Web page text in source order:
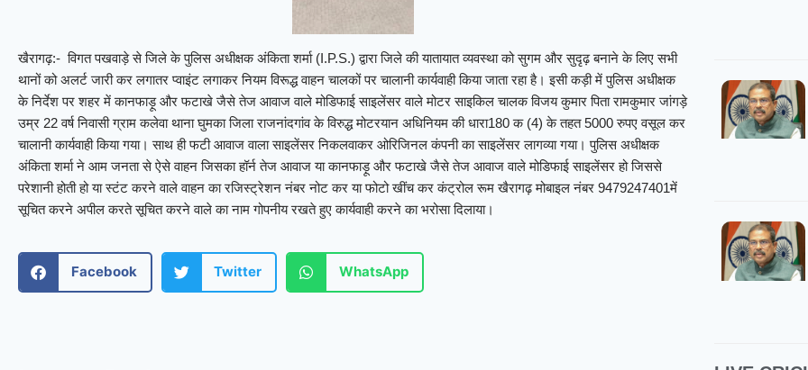
खैरागढ़:- विगत पखवाड़े से जिले के पुलिस अधीक्षक अंकिता शर्मा (I.P.S.) द्वारा जिले की यातायात व्यवस्था को सुगम और सुदृढ़ बनाने के लिए सभी
थानों को अलर्ट जारी कर लगातर प्वाइंट लगाकर नियम विरूद्ध वाहन चालकों पर चालानी कार्यवाही किया जाता रहा है। इसी कड़ी में पुलिस अधीक्षक
के निर्देश पर शहर में कानफाड़ू और फटाखे जैसे तेज आवाज वाले मोडिफाई साइलेंसर वाले मोटर साइकिल चालक विजय कुमार पिता रामकुमार जांगड़े
उम्र 22 वर्ष निवासी ग्राम कलेवा थाना घुमका जिला राजनांदगांव के विरुद्ध मोटरयान अधिनियम की धारा180 क (4) के तहत 5000 रुपए वसूल कर
चालानी कार्यवाही किया गया। साथ ही फटी आवाज वाला साइलेंसर निकलवाकर ओरिजिनल कंपनी का साइलेंसर लागव्या गया। पुलिस अधीक्षक
अंकिता शर्मा ने आम जनता से ऐसे वाहन जिसका हॉर्न तेज आवाज या कानफाड़ू और फटाखे जैसे तेज आवाज वाले मोडिफाई साइलेंसर हो जिससे
परेशानी होती हो या स्टंट करने वाले वाहन का रजिस्ट्रेशन नंबर नोट कर या फोटो खींच कर कंट्रोल रूम खैरागढ़ मोबाइल नंबर 9479247401में
सूचित करने अपील करते सूचित करने वाले का नाम गोपनीय रखते हुए कार्यवाही करने का भरोसा दिलाया।
Facebook Twitter WhatsApp